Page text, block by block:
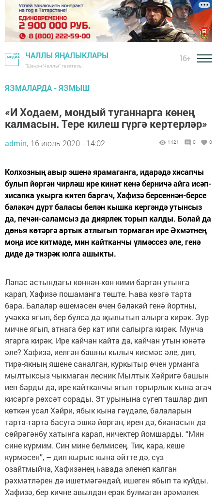
ЧАЛЛЫ ЯҢАЛЫКЛАРЫ
"Шәһри Чаллы" газетасы
16+
ЯЗМАЛАРДА - ЯЗМЫШ
«И Ходаем, мондый туганнарга көнең
калмасын. Тере килеш гүргә кертерләр»
admin, 16 июль 2020 - 14:02 1421 0 0
Колхозның авыр эшенә ярамаганга, идарәдә хисапчы
булып йөргән чирләш ире кинәт кенә берничә айга исәп-
хисапка укырга китеп баргач, Хафизә берсеннән-берсе
бәләкәч дүрт баласы белән кышка кергәндә утынсыз
да, печән-саламсыз да диярлек торып калды. Болай да
дөнья көтәргә артык атлыгып тормаган ире Әхмәтнең
моңа исе китмәде, мин кайтканчы үлмәссез әле, генә
диде дә тизрәк юлга ашыкты.
Лапас астындагы көннән-көн кими барган утынга
карап, Хафизә пошаманга төште. Һава көзгә тарта
бара. Балалар өшемәсен өчен бәләкәй генә йортны,
учакка ягып, бер булса да җылытып алырга кирәк. Зур
мичне ягып, атнага бер кат ипи салырга кирәк. Мунча
ягарга кирәк. Ире кайчан кайта да, кайчан утын юнәтә
әле? Хафизә, иелгән башны кылыч кисмәс әле, дип,
тирә-якның яшене саналган, куркытыр өчен урманга
мылтыксыз чыкмаган лесник Мылтык Хәйригә башын
иеп барды да, ире кайтканчы ягып торырлык кына агач
кисәргә рөхсәт сорады. Эт урынына сүгеп ташлар дип
көткән усал Хәйри, ябык кына гәүдәле, балаларын
тарта-тарта басуга эшкә йөргән, ирен дә, бианасын да
сөйрәгәнбу хатынга карап, ничектер йомшарды. “Мин
сине күрмим. Син мине белмисең. Тик, кара, кеше
күрмәсен”, – дип кырыс кына әйтте дә, сүз
озайтмыйча, Хафизәнең һавада эленеп калган
рәхмәтләрен дә ишетмәгәндәй, ишеген ябып та куйды.
Хафизә, бер кичне авылдан ерак булмаган әрәмәлек